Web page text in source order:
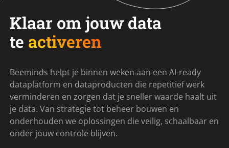
Klaar om jouw data
te activeren
Beeminds helpt je binnen weken aan een AI-ready
dataplatform en dataproducten die repetitief werk
verminderen en zorgen dat je sneller waarde haalt uit
je data. Van strategie tot beheer bouwen en
onderhouden we oplossingen die veilig, schaalbaar en
onder jouw controle blijven.